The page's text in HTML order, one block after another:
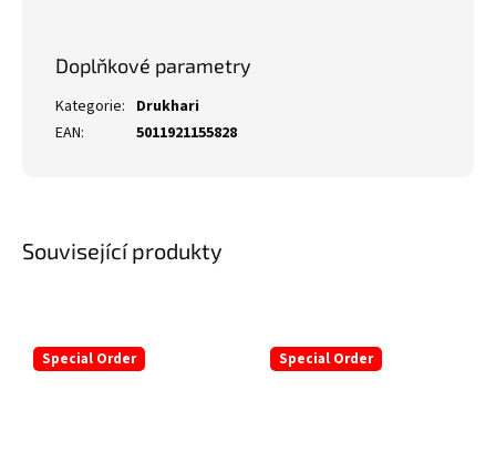
Související produkty
Special Order Special Order
Doplňkové parametry
Kategorie: Drukhari
EAN: 5011921155828